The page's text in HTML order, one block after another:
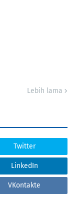
Lebih lama
Twitter
LinkedIn
VKontakte